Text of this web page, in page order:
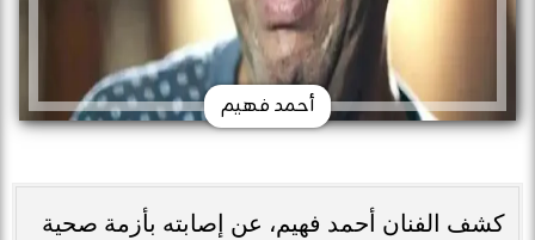
أحمد فهيم
كشف الفنان أحمد فهيم، عن إصابته بأزمة صحية